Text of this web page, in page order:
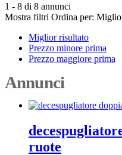
1 - 8 di 8 annunci
Mostra filtri Ordina per:
Miglior risultato
Prezzo minore prima
Prezzo maggiore prima
Annunci
ruote